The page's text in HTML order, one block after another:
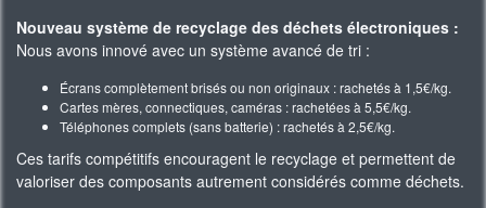
Nouveau système de recyclage des déchets électroniques :
Nous avons innové avec un système avancé de tri :
Écrans complètement brisés ou non originaux : rachetés à 1,5€/kg.
Cartes mères, connectiques, caméras : rachetées à 5,5€/kg.
Téléphones complets (sans batterie) : rachetés à 2,5€/kg.
Ces tarifs compétitifs encouragent le recyclage et permettent de
valoriser des composants autrement considérés comme déchets.